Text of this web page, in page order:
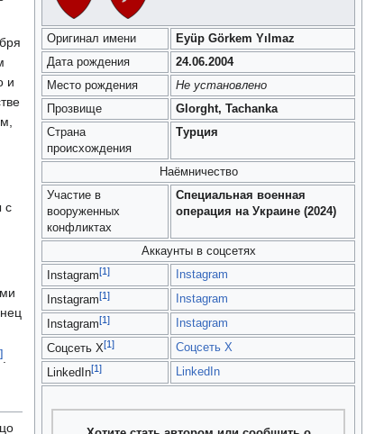
Оригинал имени
Eyüp Görkem Yılmaz
Дата рождения
24.06.2004
Место рождения
Не установлено
Прозвище
Glorght, Tachanka
Страна
происхождения
Турция
Наёмничество
Участие в
вооруженных
конфликтах
Специальная военная
операция на Украине (2024)
Аккаунты в соцсетях
Instagram[1] Instagram
Instagram[1] Instagram
Instagram[1] Instagram
Соцсеть X[1] Соцсеть X
LinkedIn[1] LinkedIn
и
с
.